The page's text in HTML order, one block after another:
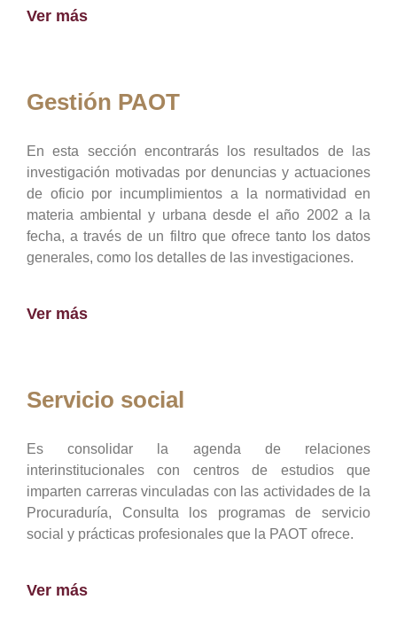
Ver más
Gestión PAOT
En esta sección encontrarás los resultados de las
investigación motivadas por denuncias y actuaciones
de oficio por incumplimientos a la normatividad en
materia ambiental y urbana desde el año 2002 a la
fecha, a través de un filtro que ofrece tanto los datos
generales, como los detalles de las investigaciones.
Ver más
Servicio social
Es consolidar la agenda de relaciones
interinstitucionales con centros de estudios que
imparten carreras vinculadas con las actividades de la
Procuraduría, Consulta los programas de servicio
social y prácticas profesionales que la PAOT ofrece.
Ver más